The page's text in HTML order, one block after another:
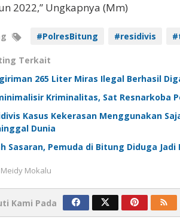
2022,” Ungkapnya (Mm)
#PolresBitung #residivis
Terkait
265 Liter Miras Ilegal Berhasil
Kriminalitas, Sat Resnarkoba
Kasus Kekerasan Menggunakan
Dunia
Sasaran, Pemuda di Bitung Diduga
Meidy Mokalu
Kami Pada